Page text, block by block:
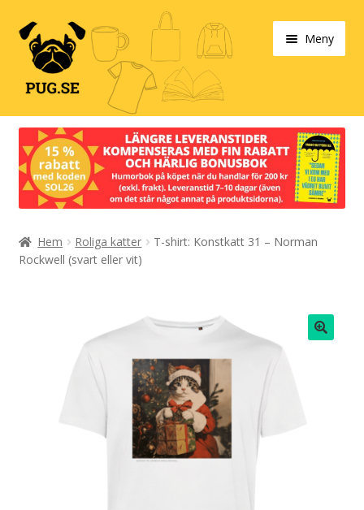
Hoppa
till
navigering
Hoppa
till
innehåll
Meny
Varukorg
Våra produkter
Designa själv!
Böcker
Hem Roliga katter
T-shirt: Konstkatt 31 – Norman
Rockwell (svart eller vit)